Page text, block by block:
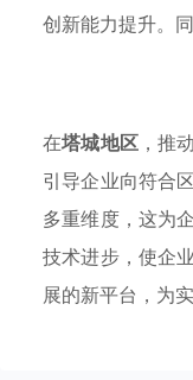
创新能力提升。
在塔城地区 ，推动
引导企业向符合
多重维度，这为
技术进步，使企
展的新平台，为